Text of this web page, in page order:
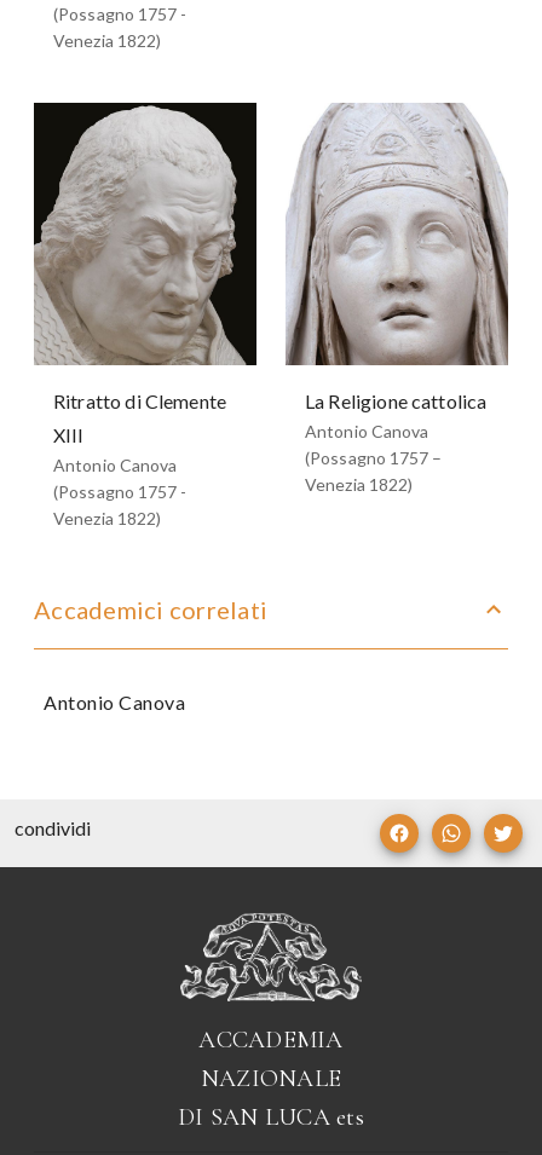
(Possagno 1757 -
Venezia 1822)
Ritratto di Clemente
XIII
Antonio Canova
(Possagno 1757 -
Venezia 1822)
La Religione cattolica
Antonio Canova
(Possagno 1757 –
Venezia 1822)
Accademici correlati
Antonio Canova
condividi
ACCADEMIA
NAZIONALE
DI SAN LUCAets